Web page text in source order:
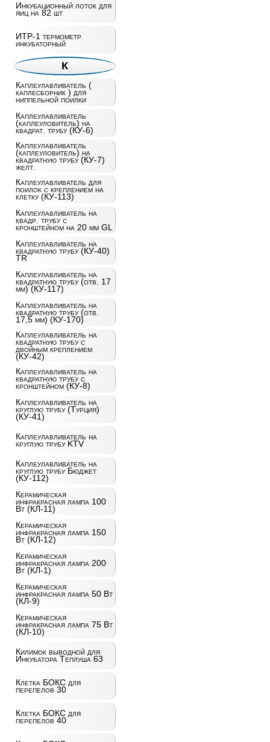
Инкубационный лоток для
яиц на 82 шт
ИТР-1 термометр
инкубаторный
К
Каплеулавливатель (
каплесборник ) для
ниппельной поилки
Каплеулавливатель
(каплеуловитель) на
квадрат. трубу (КУ-6)
Каплеулавливатель
(каплеуловитель) на
квадратную трубу (КУ-7)
желт.
Каплеулавливатель для
поилок с креплением на
клетку (КУ-113)
Каплеулавливатель на
квадр. трубу с
кронштейном на 20 мм GL
Каплеулавливатель на
квадратную трубу (КУ-40)
TR
Каплеулавливатель на
квадратную трубу (отв. 17
мм) (КУ-117)
Каплеулавливатель на
квадратную трубу (отв.
17,5 мм) (КУ-170)
Каплеулавливатель на
квадратную трубу с
двойным креплением
(КУ-42)
Каплеулавливатель на
квадратную трубу с
кронштейном (КУ-8)
Каплеулавливатель на
круглую трубу (Турция)
(КУ-41)
Каплеулавливатель на
круглую трубу KTV
Каплеулавливатель на
круглую трубу Бюджет
(КУ-112)
Керамическая
инфракрасная лампа 100
Вт (КЛ-11)
Керамическая
инфракрасная лампа 150
Вт (КЛ-12)
Керамическая
инфракрасная лампа 200
Вт (КЛ-1)
Керамическая
инфракрасная лампа 50 Вт
(КЛ-9)
Керамическая
инфракрасная лампа 75 Вт
(КЛ-10)
Килимок выводной для
Инкубатора Теплуша 63
Клетка БОКС для
перепелов 30
Клетка БОКС для
перепелов 40